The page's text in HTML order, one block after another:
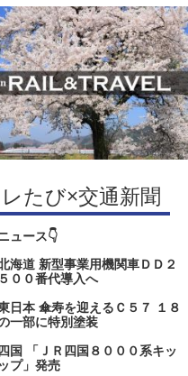
たび×交通新聞
ュース👇
海道 新型事業用機関車ＤＤ２
００番代導入へ
日本 傘寿を迎えるＣ５７ １８
一部に特別塗装
国 「ＪＲ四国８０００系キッ
プ」発売